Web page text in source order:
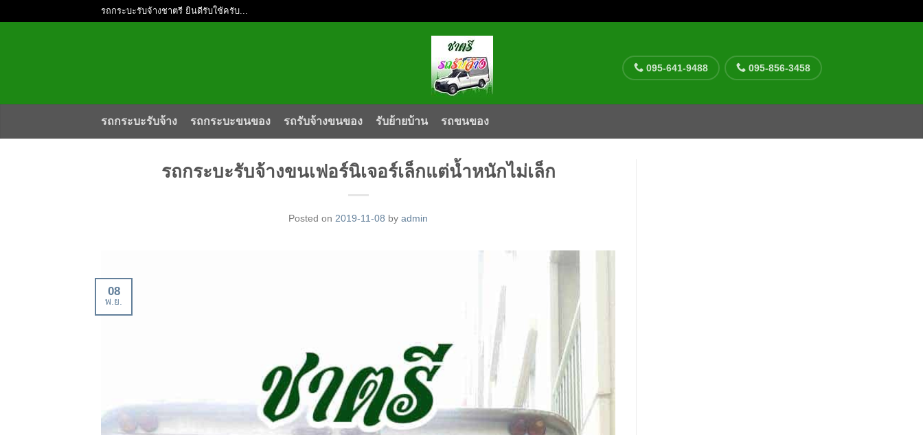
รถกระบะรับจ้างชาตรี ยินดีรับใช้ครับ...
095-641-9488 095-856-3458
รถกระบะรับจ้าง รถกระบะขนของ รถรับจ้างขนของ รับย้ายบ้าน รถขนของ
รถกระบะรับจ้างขนเฟอร์นิเจอร์เล็กแต่น้ำหนักไม่เล็ก
Posted on 2019-11-08 by admin
08
พ.ย.